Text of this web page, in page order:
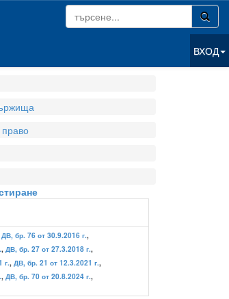
ВХОД
право
ДВ, бр. 76 от 30.9.2016 г.,
, ДВ, бр. 27 от 27.3.2018 г.,
г., ДВ, бр. 21 от 12.3.2021 г.,
, ДВ, бр. 70 от 20.8.2024 г.,